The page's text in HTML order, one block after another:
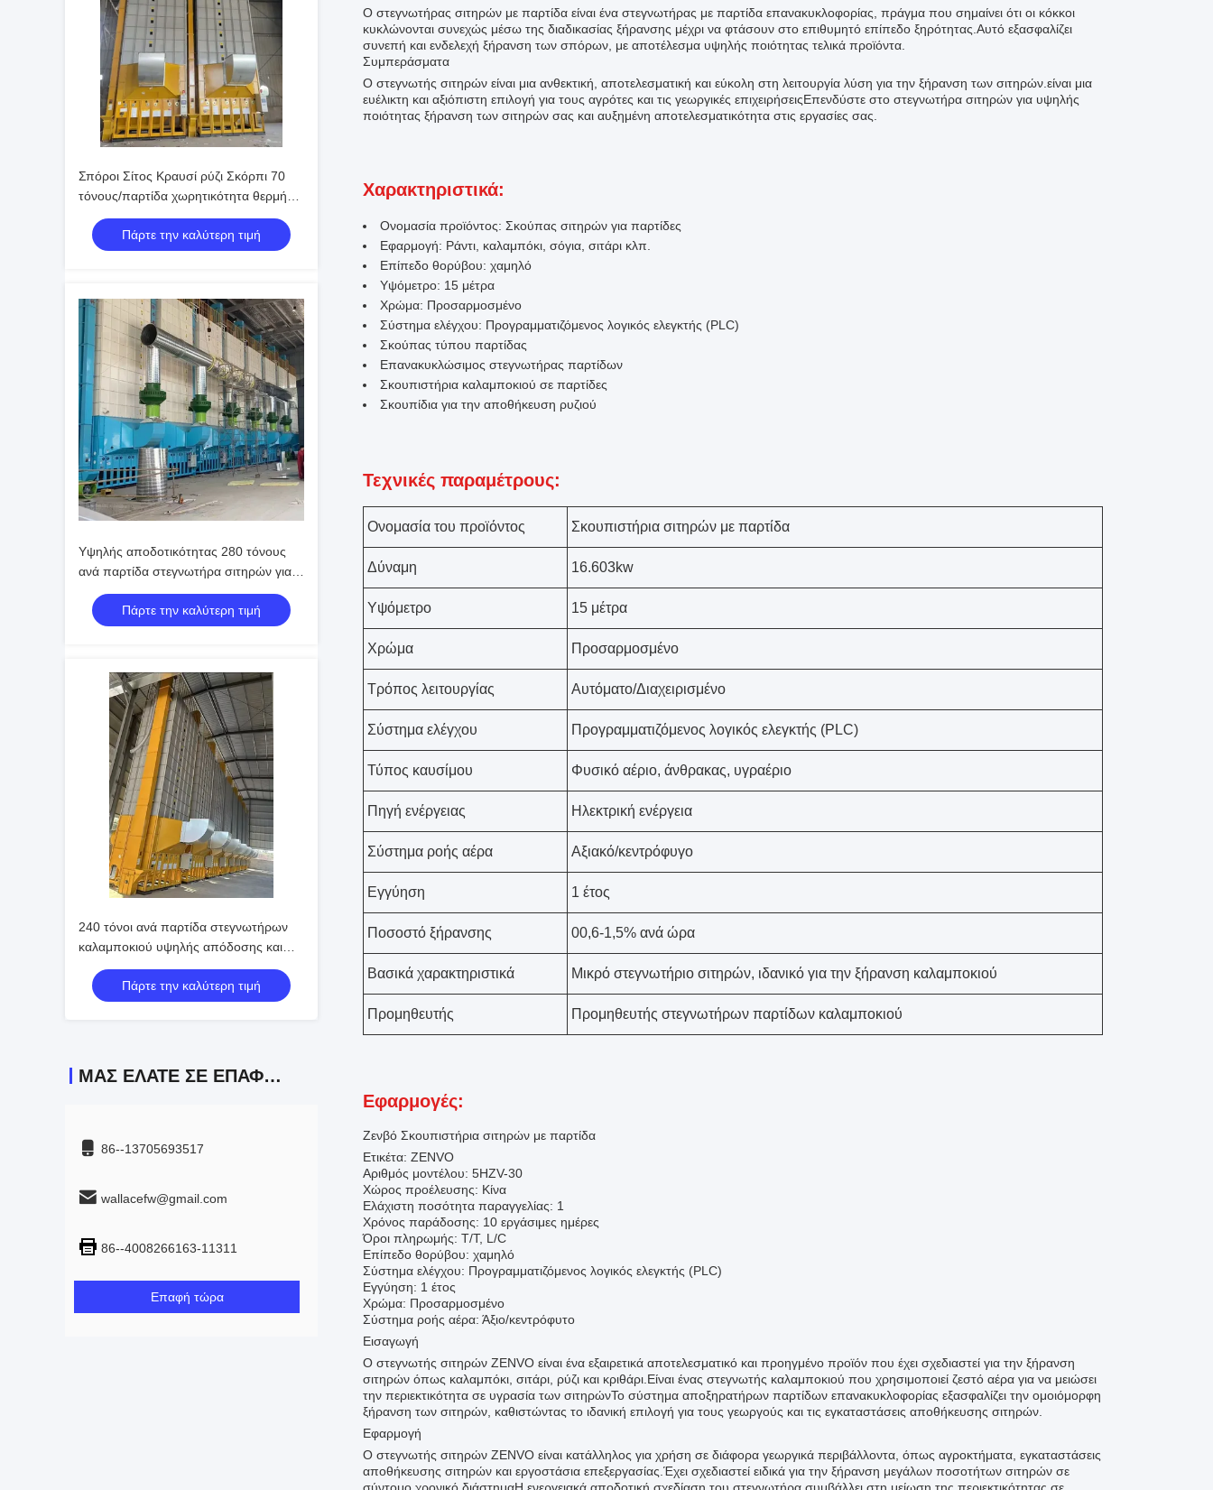
Σπόροι Σίτος Κραυσί ρύζι Σκόρπι 70
τόνους/παρτίδα χωρητικότητα θερμή
θερμοκρασία αέρα 60-130°C 16.603kw
Πάρτε την καλύτερη τιμή
Υψηλής αποδοτικότητας 280 τόνους
ανά παρτίδα στεγνωτήρα σιτηρών για
ρύζι, καλαμπόκι, σόγια, σιτάρι
Πάρτε την καλύτερη τιμή
240 τόνοι ανά παρτίδα στεγνωτήρων
καλαμποκιού υψηλής απόδοσης και
χαμηλής σπατάλης
Πάρτε την καλύτερη τιμή
ΜΑΣ ΕΛΆΤΕ ΣΕ ΕΠΑΦΉ ΜΕ
86--13705693517
wallacefw@gmail.com
86--4008266163-11311
Επαφή τώρα
Ο στεγνωτήρας σιτηρών με παρτίδα είναι ένα στεγνωτήρας με παρτίδα επανακυκλοφορίας, πράγμα που σημαίνει ότι οι κόκκοι
κυκλώνονται συνεχώς μέσω της διαδικασίας ξήρανσης μέχρι να φτάσουν στο επιθυμητό επίπεδο ξηρότητας.Αυτό εξασφαλίζει
συνεπή και ενδελεχή ξήρανση των σπόρων, με αποτέλεσμα υψηλής ποιότητας τελικά προϊόντα.
Συμπεράσματα
Ο στεγνωτής σιτηρών είναι μια ανθεκτική, αποτελεσματική και εύκολη στη λειτουργία λύση για την ξήρανση των σιτηρών.είναι μια
ευέλικτη και αξιόπιστη επιλογή για τους αγρότες και τις γεωργικές επιχειρήσειςΕπενδύστε στο στεγνωτήρα σιτηρών για υψηλής
ποιότητας ξήρανση των σιτηρών σας και αυξημένη αποτελεσματικότητα στις εργασίες σας.
Χαρακτηριστικά:
Ονομασία προϊόντος: Σκούπας σιτηρών για παρτίδες
Εφαρμογή: Ράντι, καλαμπόκι, σόγια, σιτάρι κλπ.
Επίπεδο θορύβου: χαμηλό
Υψόμετρο: 15 μέτρα
Χρώμα: Προσαρμοσμένο
Σύστημα ελέγχου: Προγραμματιζόμενος λογικός ελεγκτής (PLC)
Σκούπας τύπου παρτίδας
Επανακυκλώσιμος στεγνωτήρας παρτίδων
Σκουπιστήρια καλαμποκιού σε παρτίδες
Σκουπίδια για την αποθήκευση ρυζιού
Τεχνικές παραμέτρους:
Ονομασία του προϊόντος Σκουπιστήρια σιτηρών με παρτίδα
Δύναμη 16.603kw
Υψόμετρο 15 μέτρα
Χρώμα Προσαρμοσμένο
Τρόπος λειτουργίας Αυτόματο/Διαχειρισμένο
Σύστημα ελέγχου Προγραμματιζόμενος λογικός ελεγκτής (PLC)
Τύπος καυσίμου Φυσικό αέριο, άνθρακας, υγραέριο
Πηγή ενέργειας Ηλεκτρική ενέργεια
Σύστημα ροής αέρα Αξιακό/κεντρόφυγο
Εγγύηση 1 έτος
Ποσοστό ξήρανσης 00,6-1,5% ανά ώρα
Βασικά χαρακτηριστικά Μικρό στεγνωτήριο σιτηρών, ιδανικό για την ξήρανση καλαμποκιού
Προμηθευτής Προμηθευτής στεγνωτήρων παρτίδων καλαμποκιού
Εφαρμογές:
Ζενβό Σκουπιστήρια σιτηρών με παρτίδα
Ετικέτα: ZENVO
Αριθμός μοντέλου: 5HZV-30
Χώρος προέλευσης: Κίνα
Ελάχιστη ποσότητα παραγγελίας: 1
Χρόνος παράδοσης: 10 εργάσιμες ημέρες
Όροι πληρωμής: T/T, L/C
Επίπεδο θορύβου: χαμηλό
Σύστημα ελέγχου: Προγραμματιζόμενος λογικός ελεγκτής (PLC)
Εγγύηση: 1 έτος
Χρώμα: Προσαρμοσμένο
Σύστημα ροής αέρα: Άξιο/κεντρόφυτο
Εισαγωγή
Ο στεγνωτής σιτηρών ZENVO είναι ένα εξαιρετικά αποτελεσματικό και προηγμένο προϊόν που έχει σχεδιαστεί για την ξήρανση
σιτηρών όπως καλαμπόκι, σιτάρι, ρύζι και κριθάρι.Είναι ένας στεγνωτής καλαμποκιού που χρησιμοποιεί ζεστό αέρα για να μειώσει
την περιεκτικότητα σε υγρασία των σιτηρώνΤο σύστημα αποξηρατήρων παρτίδων επανακυκλοφορίας εξασφαλίζει την ομοιόμορφη
ξήρανση των σιτηρών, καθιστώντας το ιδανική επιλογή για τους γεωργούς και τις εγκαταστάσεις αποθήκευσης σιτηρών.
Εφαρμογή
Ο στεγνωτής σιτηρών ZENVO είναι κατάλληλος για χρήση σε διάφορα γεωργικά περιβάλλοντα, όπως αγροκτήματα, εγκαταστάσεις
αποθήκευσης σιτηρών και εργοστάσια επεξεργασίας.Έχει σχεδιαστεί ειδικά για την ξήρανση μεγάλων ποσοτήτων σιτηρών σε